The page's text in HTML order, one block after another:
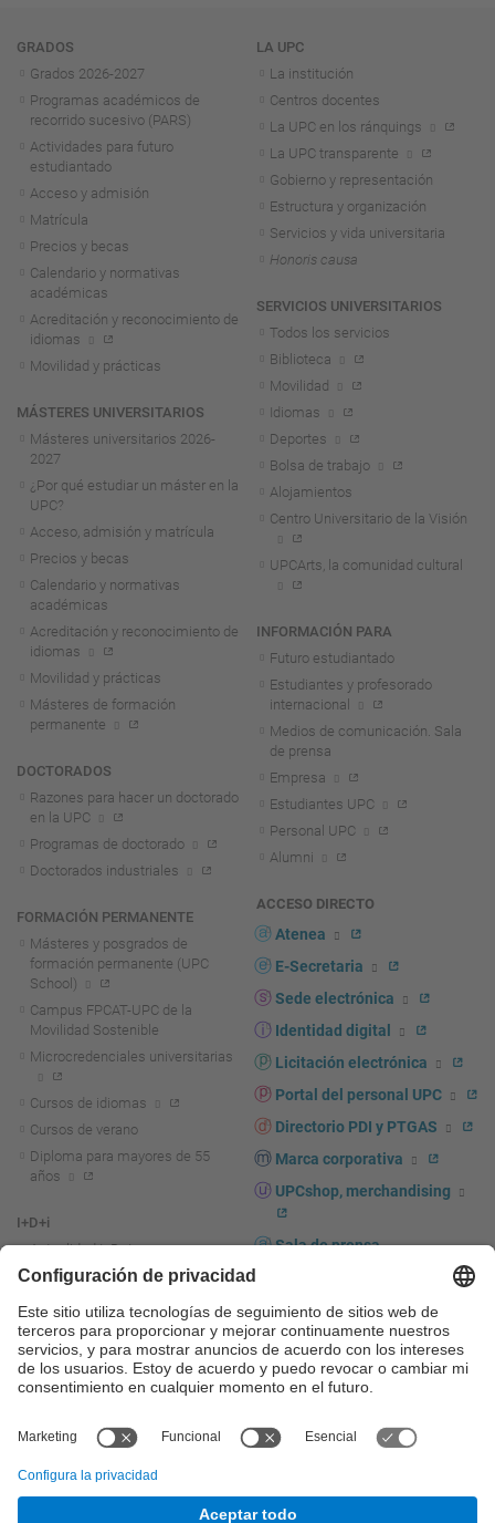
Navegación
GRADOS
Grados 2026-2027
Programas académicos de
recorrido sucesivo (PARS)
Actividades para futuro
estudiantado
Acceso y admisión
Matrícula
Precios y becas
Calendario y normativas
académicas
Acreditación y reconocimiento de
idiomas
Movilidad y prácticas
MÁSTERES UNIVERSITARIOS
Másteres universitarios 2026-
2027
¿Por qué estudiar un máster en la
UPC?
Acceso, admisión y matrícula
Precios y becas
Calendario y normativas
académicas
Acreditación y reconocimiento de
idiomas
Movilidad y prácticas
Másteres de formación
permanente
DOCTORADOS
Razones para hacer un doctorado
en la UPC
Programas de doctorado
Doctorados industriales
FORMACIÓN PERMANENTE
Másteres y posgrados de
formación permanente (UPC
School)
Campus FPCAT-UPC de la
Movilidad Sostenible
Microcredenciales universitarias
Cursos de idiomas
Cursos de verano
Diploma para mayores de 55
años
I+D+i
Actualidad I+D+I
La investigación en la UPC
Fomento y apoyo a la
investigación
La transferencia, el
emprendimiento y la innovación
en la UPC
transferencia, el emprendimiento
Servicios a las empresas
Servicios Científico-técnicos
LA UPC
La institución
Centros docentes
La UPC en los ránquings
La UPC transparente
Gobierno y representación
Estructura y organización
Servicios y vida universitaria
Honoris causa
SERVICIOS UNIVERSITARIOS
Todos los servicios
Biblioteca
Movilidad
Idiomas
Deportes
Bolsa de trabajo
Alojamientos
Centro Universitario de la Visión
UPCArts, la comunidad cultural
INFORMACIÓN PARA
Futuro estudiantado
Estudiantes y profesorado
internacional
Medios de comunicación. Sala
de prensa
Empresa
Estudiantes UPC
Personal UPC
Alumni
ACCESO DIRECTO
Atenea
E-Secretaria
Sede electrónica
Identidad digital
Licitación electrónica
Portal del personal UPC
Directorio PDI y PTGAS
Marca corporativa
UPCshop, merchandising
Sala de prensa